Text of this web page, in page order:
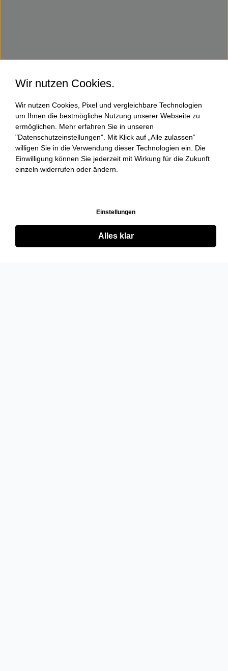
Wir nutzen Cookies.
Wir nutzen Cookies, Pixel und vergleichbare Technologien
um Ihnen die bestmögliche Nutzung unserer Webseite zu
ermöglichen. Mehr erfahren Sie in unseren
"Datenschutzeinstellungen". Mit Klick auf „Alle zulassen“
willigen Sie in die Verwendung dieser Technologien ein. Die
Einwilligung können Sie jederzeit mit Wirkung für die Zukunft
einzeln widerrufen oder ändern.
Einstellungen
Alles klar